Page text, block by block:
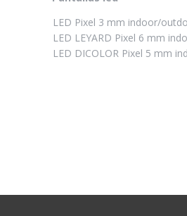
LED Pixel 3 mm indoor/
LED LEYARD Pixel 6 mm
LED DICOLOR Pixel 5 mm